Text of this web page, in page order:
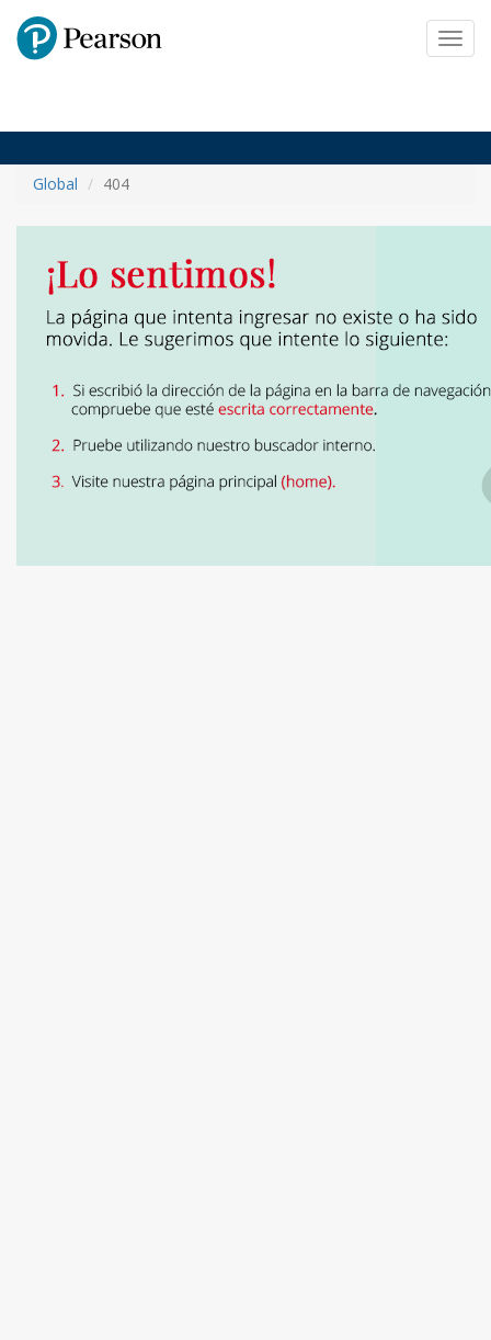
Pearson
Global 404